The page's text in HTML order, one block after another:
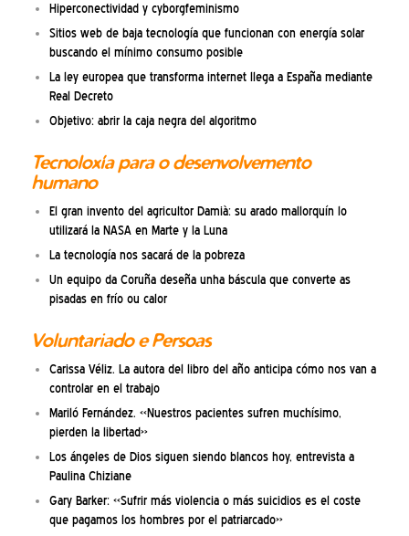
Hiperconectividad y cyborgfeminismo
Sitios web de baja tecnología que funcionan con energía solar
buscando el mínimo consumo posible
La ley europea que transforma internet llega a España mediante
Real Decreto
Objetivo: abrir la caja negra del algoritmo
Tecnoloxía para o desenvolvemento
humano
El gran invento del agricultor Damià: su arado mallorquín lo
utilizará la NASA en Marte y la Luna
La tecnología nos sacará de la pobreza
Un equipo da Coruña deseña unha báscula que converte as
pisadas en frío ou calor
Voluntariado e Persoas
Carissa Véliz. La autora del libro del año anticipa cómo nos van a
controlar en el trabajo
Mariló Fernández. «Nuestros pacientes sufren muchísimo,
pierden la libertad»
Los ángeles de Dios siguen siendo blancos hoy, entrevista a
Paulina Chiziane
Gary Barker: «Sufrir más violencia o más suicidios es el coste
que pagamos los hombres por el patriarcado»